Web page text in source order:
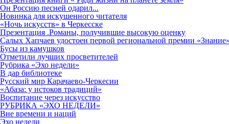
Он Россию песней одарил...
Новинка для искушенного читателя
«Ночь искусств» в Черкесске
Презентация .Романы, получившие высокую оценку
Салых Хапчаев удостоен первой региональной премии
Бусы из камушков
Отметили лучших просветителей
Рубрика «Эхо недели»
В дар библиотеке
Русский мир Карачаево-Черкесии
«Абаза: у истоков традиций»
Воспитание через искусство
РУБРИКА «ЭХО НЕДЕЛИ»
Вне времени и наций
Эхо недели